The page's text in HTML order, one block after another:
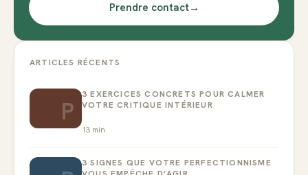
Prendre contact→
ARTICLES RÉCENTS
P
3 EXERCICES CONCRETS POUR CALMER
VOTRE CRITIQUE INTÉRIEUR
13 min
3 SIGNES QUE VOTRE PERFECTIONNISME